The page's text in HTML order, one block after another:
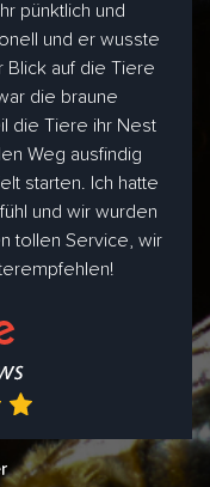
pünktlich und
und er wusste
Blick auf die Tiere
die braune
die Tiere ihr Nest
Weg ausfindig
starten. Ich hatte
und wir wurden
tollen Service, wir